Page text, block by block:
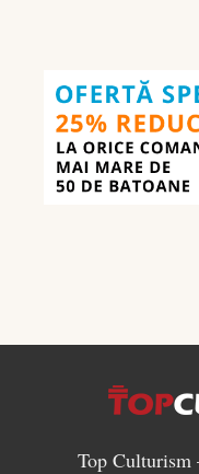
Top Culturism